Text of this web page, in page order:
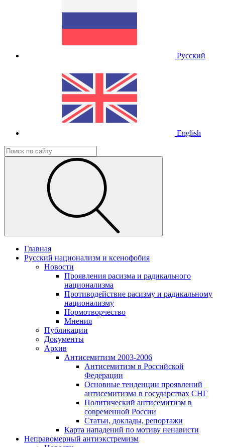
Русский
English
Главная
Русский национализм и ксенофобия
Новости
Проявления расизма и радикального
национализма
Противодействие расизму и радикальному
национализму
Нормотворчество
Мнения
Публикации
Документы
Архив
Антисемитизм 2003-2006
Антисемитизм в Российской
Федерации
Основные тенденции проявлений
антисемитизма в государствах СНГ
Политический антисемитизм в
современной России
Статьи, доклады, репортажи
Карта нападений по мотиву ненависти
Неправомерный антиэкстремизм